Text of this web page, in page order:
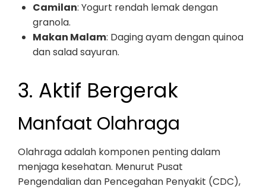
Camilan: Yogurt rendah lemak dengan
granola.
Makan Malam: Daging ayam dengan quinoa
dan salad sayuran.
3. Aktif Bergerak
Manfaat Olahraga
Olahraga adalah komponen penting dalam
menjaga kesehatan. Menurut Pusat
Pengendalian dan Pencegahan Penyakit (CDC),